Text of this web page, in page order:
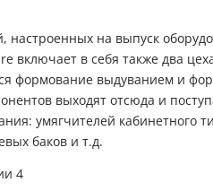
на выпуск
включает в себя также два
формование выдуванием и
выходят отсюда и
умягчителей кабинетного
баков и т.д.